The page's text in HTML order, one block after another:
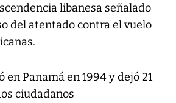
libanesa señalado
del atentado contra el vuelo
en Panamá en 1994 y dejó 21
ciudadanos